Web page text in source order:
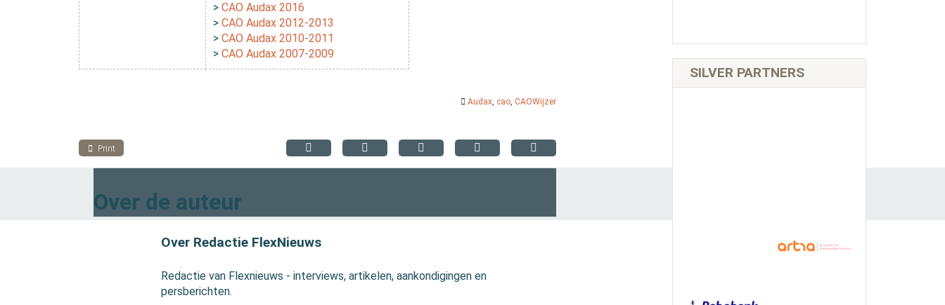
> CAO Audax 2016
> CAO Audax 2012-2013
> CAO Audax 2010-2011
> CAO Audax 2007-2009
Audax, cao,CAOWijzer
Print
Over de auteur
Over Redactie FlexNieuws
Redactie van Flexnieuws - interviews, artikelen, aankondigingen en
persberichten.
SILVER PARTNERS